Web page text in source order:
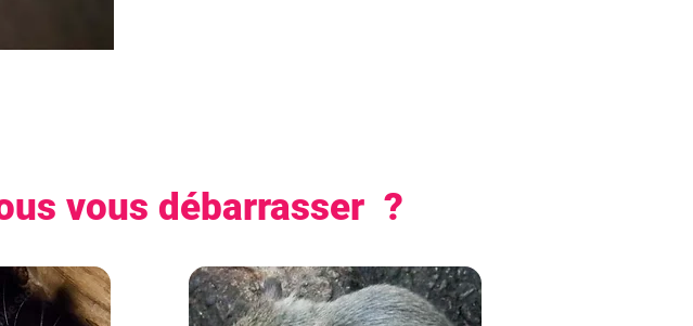
vous débarrasser ?